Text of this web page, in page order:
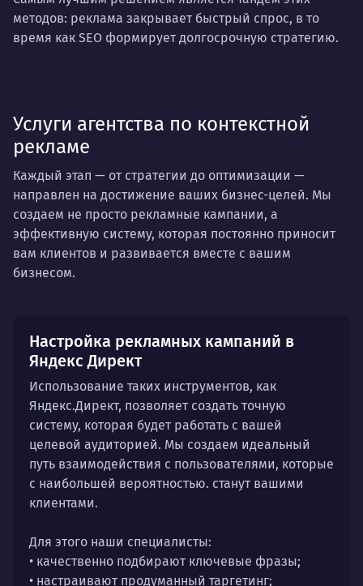
методов: реклама закрывает быстрый спрос, в то
время как SEO формирует долгосрочную стратегию.
Услуги агентства по контекстной
рекламе
Каждый этап — от стратегии до оптимизации —
направлен на достижение ваших бизнес-целей. Мы
создаем не просто рекламные кампании, а
эффективную систему, которая постоянно приносит
вам клиентов и развивается вместе с вашим
бизнесом.
Настройка рекламных кампаний в
Яндекс Директ
Использование таких инструментов, как
Яндекс.Директ, позволяет создать точную
систему, которая будет работать с вашей
целевой аудиторией. Мы создаем идеальный
путь взаимодействия с пользователями, которые
с наибольшей вероятностью. станут вашими
клиентами.
Для этого наши специалисты:
• качественно подбирают ключевые фразы;
• настраивают продуманный таргетинг;